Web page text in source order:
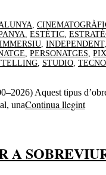
,
, ESTÈTIC,
IMMERSIU, INDEPENDENT,
, PERSONATGES,
, STUDIO,
Aquest tipus
unaContinua llegint